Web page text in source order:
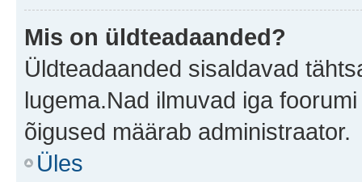
Mis on üldteadaanded?
Üldteadaanded sisaldavad
lugema.Nad ilmuvad iga
õigused määrab administraator.
Üles